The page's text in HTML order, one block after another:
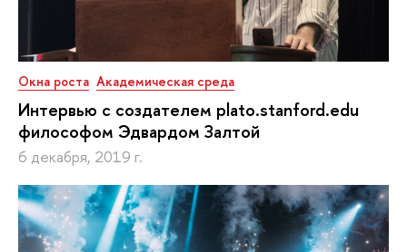
Окна роста Академическая среда
Интервью с создателем plato.stanford.edu
философом Эдвардом Залтой
6 декабря, 2019 г.